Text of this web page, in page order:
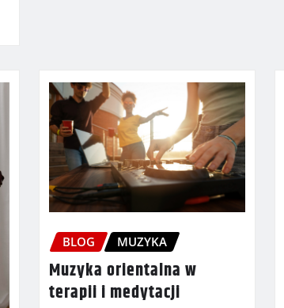
BLOG MUZYKA
Muzyka orientalna w
terapii i medytacji